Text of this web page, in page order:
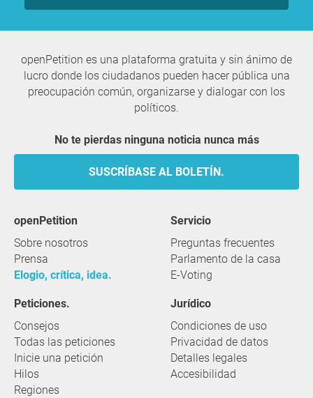
openPetition es una plataforma gratuita y sin ánimo de
lucro donde los ciudadanos pueden hacer pública una
preocupación común, organizarse y dialogar con los
políticos.
No te pierdas ninguna noticia nunca más
SUSCRÍBASE AL BOLETÍN.
openPetition
Sobre nosotros
Prensa
Elogio, crítica, idea.
servicio
Preguntas frecuentes
Parlamento de la casa
E-Voting
Peticiones.
Consejos
Todas las peticiones
Inicie una petición
Hilos
Regiones
Jurídico
Condiciones de uso
Privacidad de datos
Detalles legales
Accesibilidad